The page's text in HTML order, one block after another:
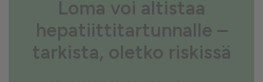
Loma voi altistaa
hepatiittitartunnalle –
tarkista, oletko riskissä